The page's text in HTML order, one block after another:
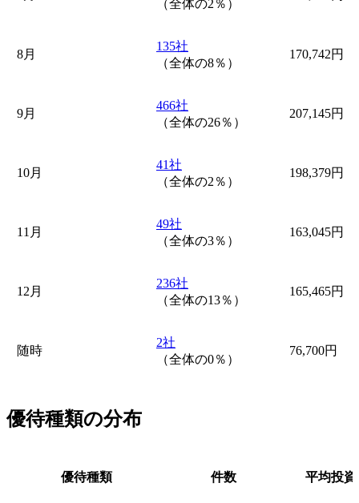
（全体の2％）
8月
135社
（全体の8％）
170,742円
9月
466社
（全体の26％）
207,145円
10月
41社
（全体の2％）
198,379円
11月
49社
（全体の3％）
163,045円
12月
236社
（全体の13％）
165,465円
随時
2社
（全体の0％）
76,700円
優待種類の分布
優待種類 件数 平均投